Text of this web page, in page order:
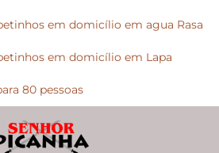
em domicílio em agua Rasa
em domicílio em Lapa
80 pessoas